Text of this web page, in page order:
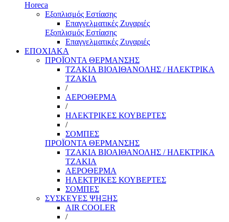
Horeca
Εξοπλισμός Εστίασης
Επαγγελματικές Ζυγαριές
Εξοπλισμός Εστίασης
Επαγγελματικές Ζυγαριές
ΕΠΟΧΙΑΚΑ
ΠΡΟΪΟΝΤΑ ΘΕΡΜΑΝΣΗΣ
ΤΖΑΚΙΑ ΒΙΟΑΙΘΑΝΟΛΗΣ / ΗΛΕΚΤΡΙΚΑ
ΤΖΑΚΙΑ
/
ΑΕΡΟΘΕΡΜΑ
/
ΗΛΕΚΤΡΙΚΕΣ ΚΟΥΒΕΡΤΕΣ
/
ΣΟΜΠΕΣ
ΠΡΟΪΟΝΤΑ ΘΕΡΜΑΝΣΗΣ
ΤΖΑΚΙΑ ΒΙΟΑΙΘΑΝΟΛΗΣ / ΗΛΕΚΤΡΙΚΑ
ΤΖΑΚΙΑ
ΑΕΡΟΘΕΡΜΑ
ΗΛΕΚΤΡΙΚΕΣ ΚΟΥΒΕΡΤΕΣ
ΣΟΜΠΕΣ
ΣΥΣΚΕΥΕΣ ΨΗΞΗΣ
AIR COOLER
/